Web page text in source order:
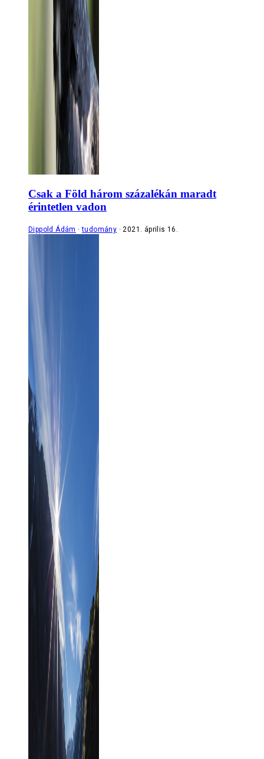
Csak a Föld három százalékán maradt
érintetlen vadon
Dippold Ádám tudomány 2021. április 16.